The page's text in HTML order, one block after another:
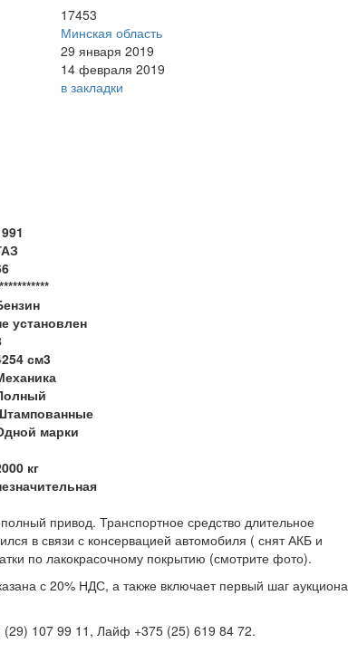
17453
Минская область
29 января 2019
14 февраля 2019
в закладки
установлен
см3
марки
кг
привод. Транспортное средство длительное
в связи с консервацией автомобиля ( снят АКБ и
по лакокрасочному покрытию (смотрите фото).
с 20% НДС, а также включает первый шаг аукциона
107 99 11, Лайф +375 (25) 619 84 72.